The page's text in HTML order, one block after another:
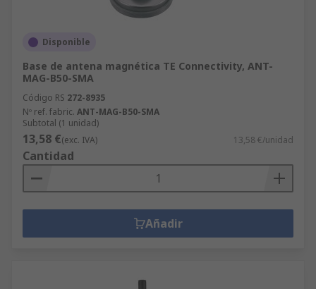
Disponible
Base de antena magnética TE Connectivity, ANT-
MAG-B50-SMA
Código RS 272-8935
Nº ref. fabric. ANT-MAG-B50-SMA
Subtotal (1 unidad)
13,58 €(exc. IVA) 13,58 €/unidad
Cantidad
Añadir